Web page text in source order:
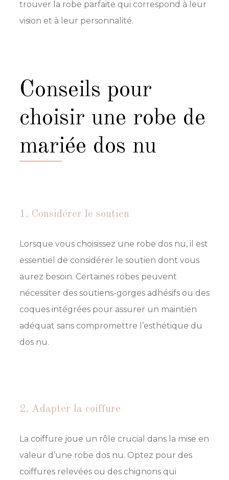
trouver la robe parfaite qui correspond à leur
vision et à leur personnalité.
conseils pour
choisir une robe de
mariée dos nu
1. Considérer le soutien
Lorsque vous choisissez une robe dos nu, il est
essentiel de considérer le soutien dont vous
aurez besoin. Certaines robes peuvent
nécessiter des soutiens-gorges adhésifs ou des
coques intégrées pour assurer un maintien
adéquat sans compromettre l’esthétique du
dos nu.
2. Adapter la coiffure
La coiffure joue un rôle crucial dans la mise en
valeur d’une robe dos nu. Optez pour des
coiffures relevées ou des chignons qui